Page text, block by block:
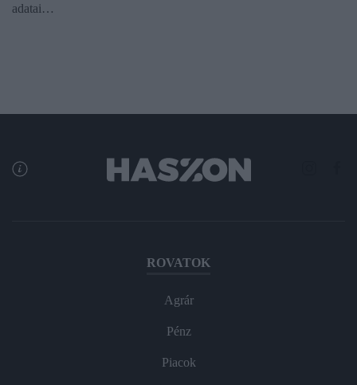
adatai…
ROVATOK
Agrár
Pénz
Piacok